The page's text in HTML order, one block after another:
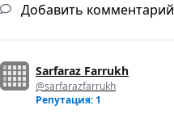
Добавить комментарий
Sarfaraz Farrukh
@sarfarazfarrukh
Репутация: 1